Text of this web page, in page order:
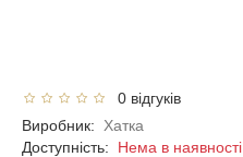
0 відгуків
Виробник:
Хатка
Доступність: Нема в наявності